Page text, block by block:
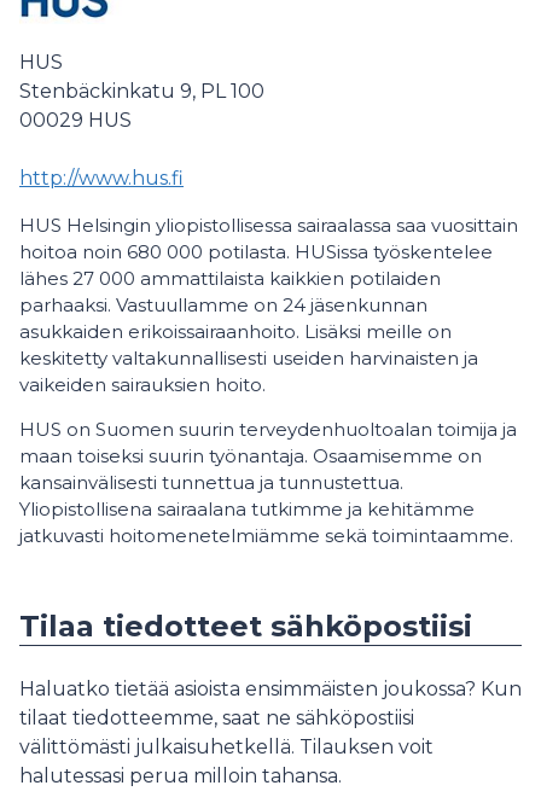
HUS
Stenbäckinkatu 9, PL 100
00029 HUS
http://www.hus.fi
HUS Helsingin yliopistollisessa sairaalassa saa vuosittain
hoitoa noin 680 000 potilasta. HUSissa työskentelee
lähes 27 000 ammattilaista kaikkien potilaiden
parhaaksi. Vastuullamme on 24 jäsenkunnan
asukkaiden erikoissairaanhoito. Lisäksi meille on
keskitetty valtakunnallisesti useiden harvinaisten ja
vaikeiden sairauksien hoito.
HUS on Suomen suurin terveydenhuoltoalan toimija ja
maan toiseksi suurin työnantaja. Osaamisemme on
kansainvälisesti tunnettua ja tunnustettua.
Yliopistollisena sairaalana tutkimme ja kehitämme
jatkuvasti hoitomenetelmiämme sekä toimintaamme.
Tilaa tiedotteet sähköpostiisi
Haluatko tietää asioista ensimmäisten joukossa? Kun
tilaat tiedotteemme, saat ne sähköpostiisi
välittömästi julkaisuhetkellä. Tilauksen voit
halutessasi perua milloin tahansa.